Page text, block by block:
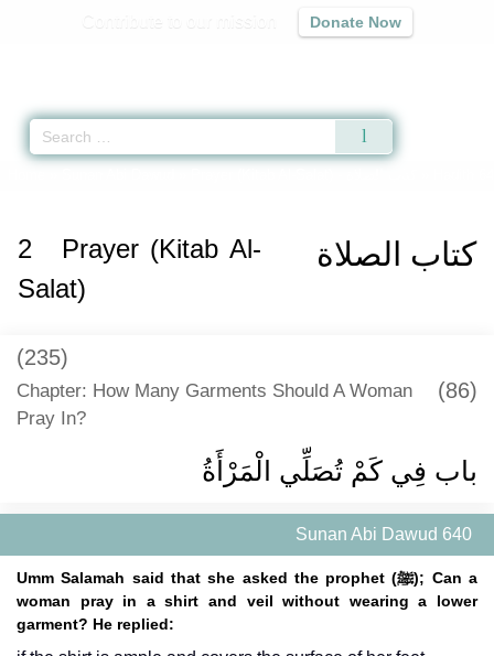
Donate Now
كتاب الصلاة 2
Prayer (Kitab Al-
Salat)
(235)
Chapter: How Many Garments Should A Woman
Pray In?
(86)
باب فِي كَمْ تُصَلِّي الْمَرْأَةُ
Sunan Abi Dawud 640
Umm Salamah said that she asked the prophet (ﷺ); Can a
woman pray in a shirt and veil without wearing a lower
garment? He replied: